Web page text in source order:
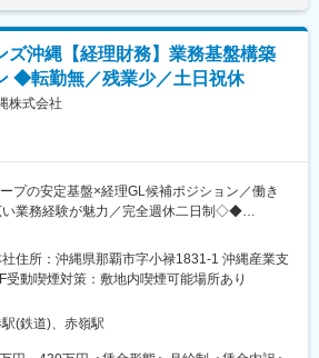
できます。
アタイムなし）・リモートワーク可
／完全週休2日制（土日祝）
じた柔軟な働き方が可能です。
ロー
がないかサポート
上限：有 通算契約期間上限3年
B(3ヶ月更新・賞与無)→契約社員グレードA(1年
フやマネージャ等へのキャリアアップ制度を
プアップ実績も多数あり!
ンダント】
ズ沖縄【経理財務】業務基盤構築
◆転勤無／残業少／土日祝休
株式会社
の安定基盤×経理GL候補ポジション／働き
い業務経験が魅力／完全週休二日制◇◆
数の管理部門体制のもとで事業運営を行って
年10月に日鉄ソリューションズグループへ参画
制の強化が課題となっております。成長を続け
部統制強化の取り組みも含め、経理・財務領
理人材の採用を進めています。
社住所：沖縄県那覇市字小禄1831-1 沖縄産業支
受動喫煙対策：敷地内喫煙可能場所あり
(鉄道)、赤嶺駅